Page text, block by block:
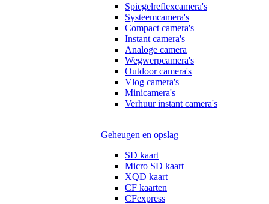
Spiegelreflexcamera's
Systeemcamera's
Compact camera's
Instant camera's
Analoge camera
Wegwerpcamera's
Outdoor camera's
Vlog camera's
Minicamera's
Verhuur instant camera's
Geheugen en opslag
SD kaart
Micro SD kaart
XQD kaart
CF kaarten
CFexpress